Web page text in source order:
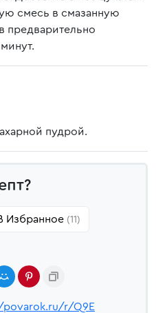
смесь в смазанную
предварительно
пудрой.
Избранное (11)
r/Q9E